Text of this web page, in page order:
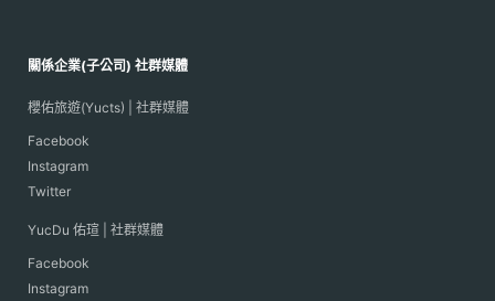
關係企業(子公司) 社群媒體
櫻佑旅遊(Yucts) | 社群媒體
Facebook
Instagram
Twitter
YucDu 佑瑄 | 社群媒體
Facebook
Instagram